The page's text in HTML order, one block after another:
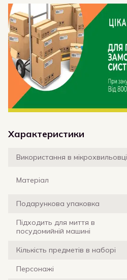
Характеристики
Використання в мікрохвильовці
Матеріал
Подарункова упаковка
Підходить для миття в
посудомийній машині
Кількість предметів в наборі
Персонажі